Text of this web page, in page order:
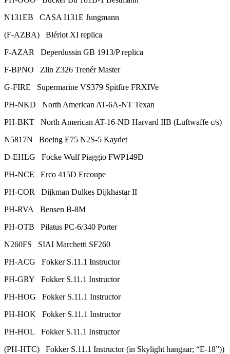
N131EB CASA I131E Jungmann
(F-AZBA) Blériot XI replica
F-AZAR Deperdussin GB 1913/P replica
F-BPNO Zlin Z326 Trenér Master
G-FIRE Supermarine VS379 Spitfire FRXIVe
PH-NKD North American AT-6A-NT Texan
PH-BKT North American AT-16-ND Harvard IIB (Luftwaffe c/s)
N5817N Boeing E75 N2S-5 Kaydet
D-EHLG Focke Wulf Piaggio FWP149D
PH-NCE Erco 415D Ercoupe
PH-COR Dijkman Dulkes Dijkhastar II
PH-RVA Bensen B-8M
PH-OTB Pilatus PC-6/340 Porter
N260FS SIAI Marchetti SF260
PH-ACG Fokker S.11.1 Instructor
PH-GRY Fokker S.11.1 Instructor
PH-HOG Fokker S.11.1 Instructor
PH-HOK Fokker S.11.1 Instructor
PH-HOL Fokker S.11.1 Instructor
(PH-HTC) Fokker S.11.1 Instructor (in Skylight hangaar; “E-18”))